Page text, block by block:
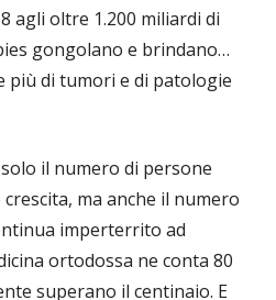
agli oltre 1.200 miliardi di
gongolano e brindano…
più di tumori e di patologie
il numero di persone
ma anche il numero
imperterrito ad
ortodossa ne conta 80
superano il centinaio. E